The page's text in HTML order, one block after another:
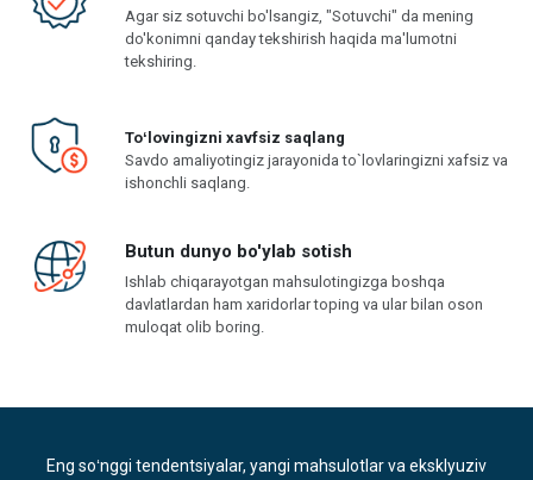
Agar siz sotuvchi bo'lsangiz, "Sotuvchi" da mening
do'konimni qanday tekshirish haqida ma'lumotni
tekshiring.
Toʻlovingizni xavfsiz saqlang
Savdo amaliyotingiz jarayonida to`lovlaringizni xafsiz va
ishonchli saqlang.
Butun dunyo bo'ylab sotish
Ishlab chiqarayotgan mahsulotingizga boshqa
davlatlardan ham xaridorlar toping va ular bilan oson
muloqat olib boring.
Eng soʻnggi tendentsiyalar, yangi mahsulotlar va eksklyuziv